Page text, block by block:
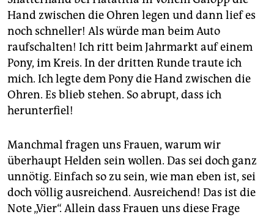
Hand zwischen die Ohren legen und dann lief es
noch schneller! Als würde man beim Auto
raufschalten! Ich ritt beim Jahrmarkt auf einem
Pony, im Kreis. In der dritten Runde traute ich
mich. Ich legte dem Pony die Hand zwischen die
Ohren. Es blieb stehen. So abrupt, dass ich
herunterfiel!
Manchmal fragen uns Frauen, warum wir
überhaupt Helden sein wollen. Das sei doch ganz
unnötig. Einfach so zu sein, wie man eben ist, sei
doch völlig ausreichend. Ausreichend! Das ist die
Note „Vier“. Allein dass Frauen uns diese Frage